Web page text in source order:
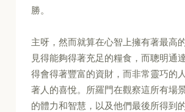
勝。
主呀，然而就算在心智上擁有著最高
見得能夠得著充足的糧食，而聰明通
得會得著豐富的資財，而非常靈巧的
著人的喜悅。所羅門在觀察這所有場
的體力和智慧，以及他們最後所得到